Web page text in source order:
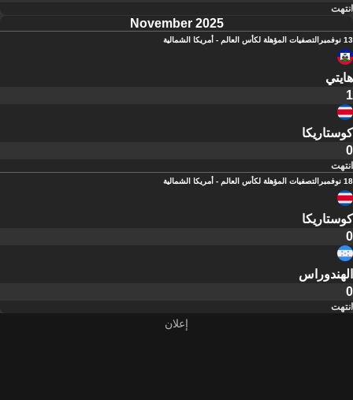
انتهت
November 2025
13 نوفمبر التصفيات المؤهلة لكأس العالم - أمريكا الشمالية
هايتي
1
كوستاريكا
0
انتهت
18 نوفمبر التصفيات المؤهلة لكأس العالم - أمريكا الشمالية
كوستاريكا
0
الهندوراس
0
انتهت